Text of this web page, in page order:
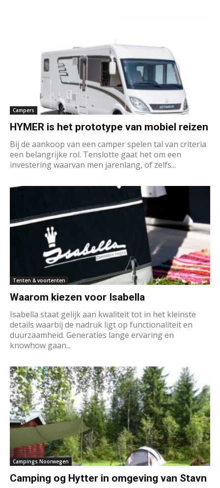
Campers
HYMER is het prototype van mobiel reizen
Bij de aankoop van een camper spelen tal van criteria
een belangrijke rol. Tenslotte gaat het om een
investering waarvan men jarenlang, of zelfs...
Tenten & voortenten
Waarom kiezen voor Isabella
Isabella staat gelijk aan kwaliteit tot in het kleinste
details waarbij de nadruk ligt op functionaliteit en
duurzaamheid. Generaties lange ervaring en
knowhow gaan...
Campings Noorwegen
Camping og Hytter in omgeving van Stavn